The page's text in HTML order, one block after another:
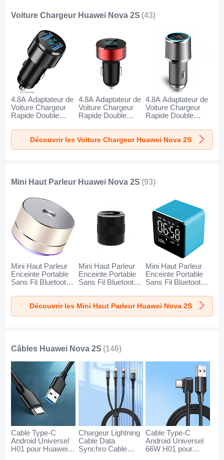
Voiture Chargeur Huawei Nova 2S (43)
4.8A Adaptateur de
Voiture Chargeur
Rapide Double
K10 pour Huawei
Nova 2S Noir
4.8A Adaptateur de
Voiture Chargeur
Rapide Double
K07 pour Huawei
Nova 2S Rouge
4.8A Adaptateur de
Voiture Chargeur
Rapide Double
K08 pour Huawei
Nova 2S Argent
Découvrir les Voiture Chargeur Huawei Nova 2S
Mini Haut Parleur Huawei Nova 2S (93)
Mini Haut Parleur
Enceinte Portable
Sans Fil Bluetooth
pour Huawei Nova
Mini Haut Parleur
Enceinte Portable
Sans Fil Bluetooth
pour Huawei Nova
2S Noir
Mini Haut Parleur
Enceinte Portable
Sans Fil Bluetooth
pour Huawei Nova
2S Bleu
Découvrir les Mini Haut Parleur Huawei Nova 2S
Câbles Huawei Nova 2S (146)
Cable Type-C
Android Universel
H01 pour Huawei
Chargeur Lightning
Cable Data
Synchro Cable
Cable Type-C
Android Universel
66W H01 pour